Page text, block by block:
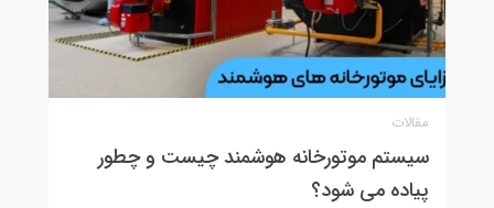
مقالات
سیستم موتورخانه هوشمند چیست و چطور
پیاده می شود؟